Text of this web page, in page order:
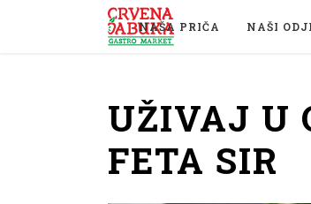
NAŠA PRIČA NAŠI
UŽIVAJ U
FETA SIR